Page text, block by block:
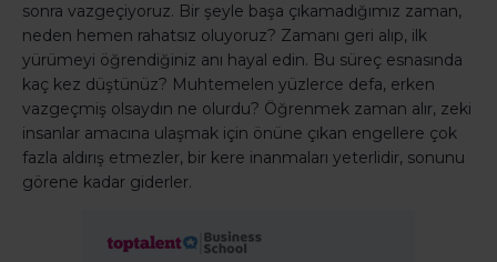
sonra vazgeçiyoruz. Bir şeyle başa çıkamadığımız zaman,
neden hemen rahatsız oluyoruz? Zamanı geri alıp, ilk
yürümeyi öğrendiğiniz anı hayal edin. Bu süreç esnasında
kaç kez düştünüz? Muhtemelen yüzlerce defa, erken
vazgeçmiş olsaydın ne olurdu? Öğrenmek zaman alır, zeki
insanlar amacına ulaşmak için önüne çıkan engellere çok
fazla aldırış etmezler, bir kere inanmaları yeterlidir, sonunu
görene kadar giderler.